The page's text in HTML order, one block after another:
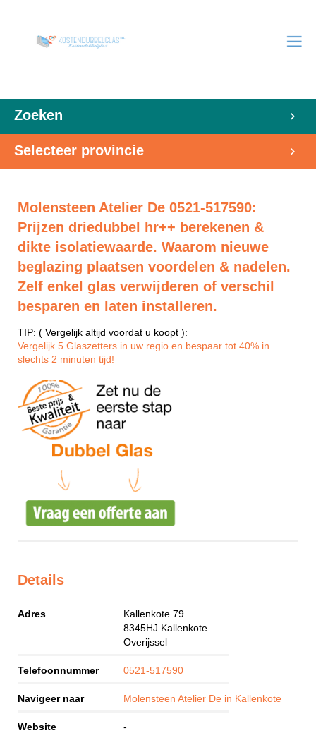
Zoeken
Selecteer provincie
Molensteen Atelier De 0521-517590:
Prijzen driedubbel hr++ berekenen &
dikte isolatiewaarde. Waarom nieuwe
beglazing plaatsen voordelen & nadelen.
Zelf enkel glas verwijderen of verschil
besparen en laten installeren.
TIP: ( Vergelijk altijd voordat u koopt ):
Vergelijk 5 Glaszetters in uw regio en bespaar tot 40% in
slechts 2 minuten tijd!
Details
Adres
Kallenkote 79
8345HJ Kallenkote
Overijssel
Telefoonnummer 0521-517590
Navigeer naar Molensteen Atelier De in Kallenkote
Website -